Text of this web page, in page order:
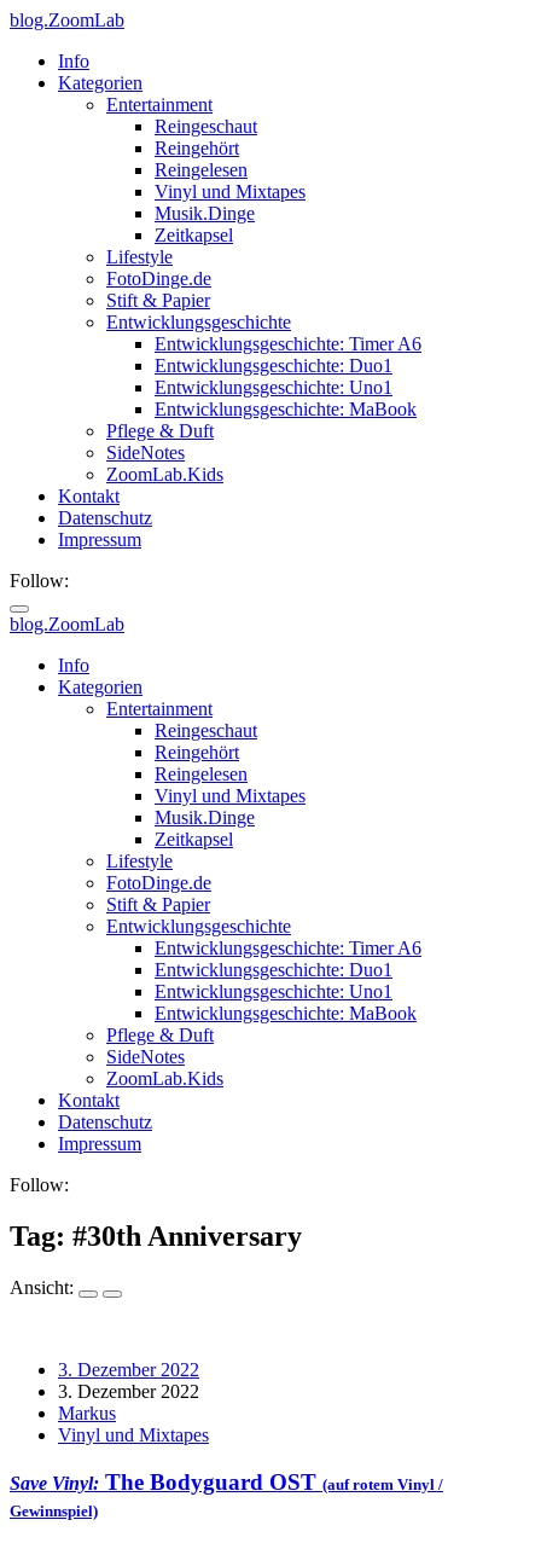
blog.ZoomLab
Info
Kategorien
Entertainment
Reingeschaut
Reingehört
Reingelesen
Vinyl und Mixtapes
Musik.Dinge
Zeitkapsel
Lifestyle
FotoDinge.de
Stift & Papier
Entwicklungsgeschichte
Entwicklungsgeschichte: Timer A6
Entwicklungsgeschichte: Duo1
Entwicklungsgeschichte: Uno1
Entwicklungsgeschichte: MaBook
Pflege & Duft
SideNotes
ZoomLab.Kids
Kontakt
Datenschutz
Impressum
Follow:
blog.ZoomLab
ZoomLab
Info
Kategorien
Entertainment
Reingeschaut
Reingehört
Reingelesen
Vinyl und Mixtapes
Musik.Dinge
Zeitkapsel
Lifestyle
FotoDinge.de
Stift & Papier
Entwicklungsgeschichte
Entwicklungsgeschichte: Timer A6
Entwicklungsgeschichte: Duo1
Entwicklungsgeschichte: Uno1
Entwicklungsgeschichte: MaBook
Pflege & Duft
SideNotes
ZoomLab.Kids
Kontakt
Datenschutz
Impressum
Follow:
Tag: #30th Anniversary
Ansicht:
3. Dezember 2022
3. Dezember 2022
Markus
Vinyl und Mixtapes
Save Vinyl: The Bodyguard OST (auf rotem Vinyl /
Gewinnspiel)